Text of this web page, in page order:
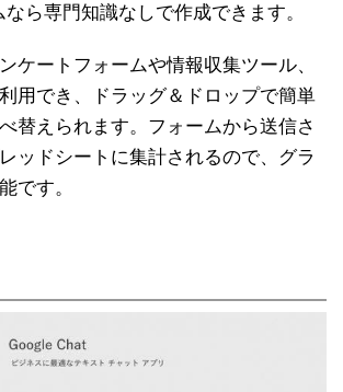
ら専門知識なしで作成できます。
ケートフォームや情報収集ツール、
用でき、ドラッグ＆ドロップで簡単
替えられます。フォームから送信さ
ッドシートに集計されるので、グラ
です。